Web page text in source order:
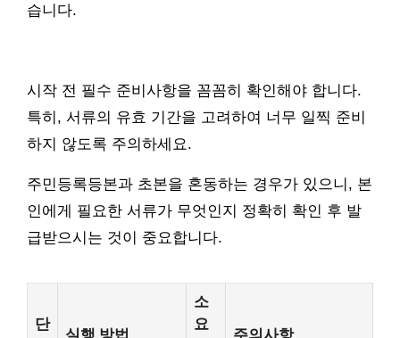
습니다.
시작 전 필수 준비사항을 꼼꼼히 확인해야 합니다.
특히, 서류의 유효 기간을 고려하여 너무 일찍 준비
하지 않도록 주의하세요.
주민등록등본과 초본을 혼동하는 경우가 있으니, 본
인에게 필요한 서류가 무엇인지 정확히 확인 후 발
급받으시는 것이 중요합니다.
단
실행 방법
소
요
주의사항